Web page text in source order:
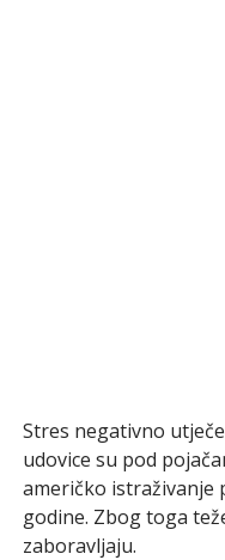
Stres negativno
udovice su pod
američko istraživanje
godine. Zbog toga
zaboravljaju.